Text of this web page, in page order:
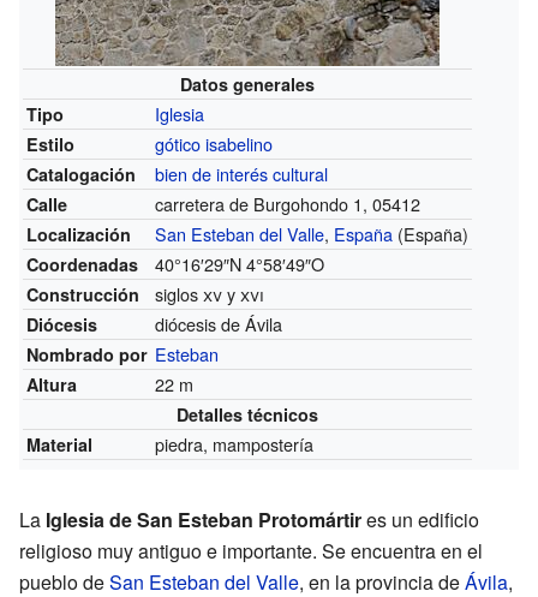
Datos generales
Tipo
Iglesia
Estilo gótico isabelino
Catalogación bien de interés cultural
Calle carretera de Burgohondo 1, 05412
Localización San Esteban del Valle, España (España)
Coordenadas 40°16′29″N4°58′49″O
Construcción siglosxvyxvi
Diócesis diócesis de Ávila
Nombrado por Esteban
Altura 22 m
Detalles técnicos
Material
piedra, mampostería
La Iglesia de San Esteban Protomártires un edificio
religioso muy antiguo e importante. Se encuentra en el
pueblo deSan Esteban del Valle, en la provincia deÁvila,